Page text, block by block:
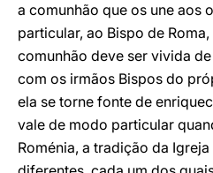
a comunhão que os une aos
particular, ao Bispo de
comunhão deve ser vivida
com os irmãos Bispos do
ela se torne fonte de
vale de modo particular
Roménia, a tradição da